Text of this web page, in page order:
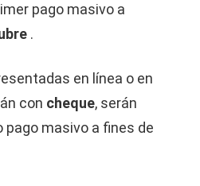
pago masivo a
.
en línea o en
con cheque, serán
pago masivo a fines de